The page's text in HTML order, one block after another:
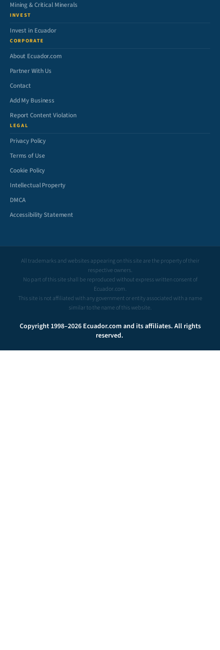
Mining & Critical Minerals
INVEST
Invest in Ecuador
CORPORATE
About Ecuador.com
Partner With Us
Contact
Add My Business
Report Content Violation
LEGAL
Privacy Policy
Terms of Use
Cookie Policy
Intellectual Property
DMCA
Accessibility Statement
All trademarks and websites appearing on this site are the property of their
respective owners.
No part of this site shall be reproduced without express written consent of
Ecuador.com.
This site is not affiliated with any government or entity associated with a name
similar to the name of this website.
Copyright 1998–2026 Ecuador.com and its affiliates. All rights
reserved.